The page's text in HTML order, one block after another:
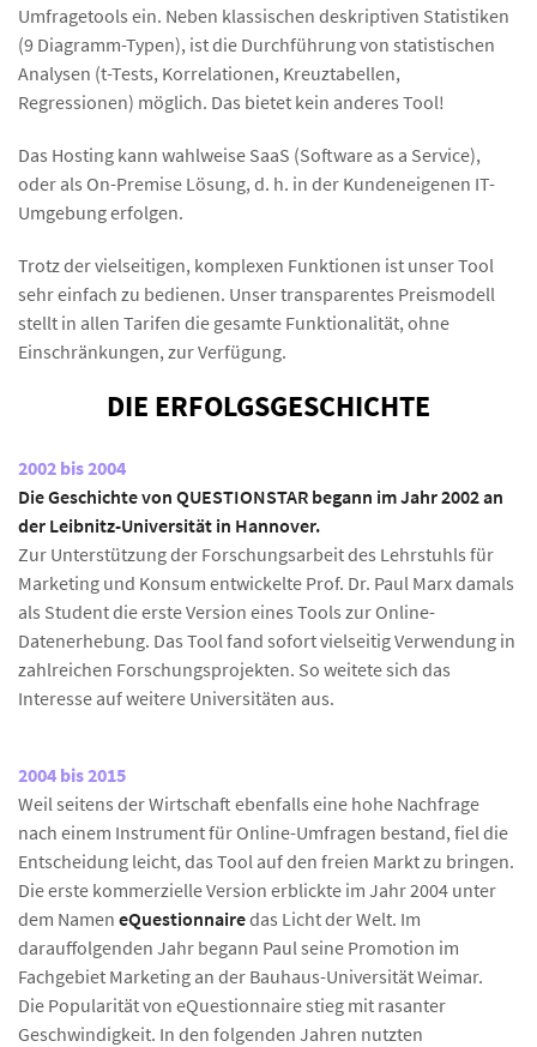
Umfragetools ein. Neben klassischen deskriptiven Statistiken
(9 Diagramm-Typen), ist die Durchführung von statistischen
Analysen (t-Tests, Korrelationen, Kreuztabellen,
Regressionen) möglich. Das bietet kein anderes Tool!
Das Hosting kann wahlweise SaaS (Software as a Service),
oder als On-Premise Lösung, d. h. in der Kundeneigenen IT-
Umgebung erfolgen.
Trotz der vielseitigen, komplexen Funktionen ist unser Tool
sehr einfach zu bedienen. Unser transparentes Preismodell
stellt in allen Tarifen die gesamte Funktionalität, ohne
Einschränkungen, zur Verfügung.
DIE ERFOLGSGESCHICHTE
2002 bis 2004
Die Geschichte von QUESTIONSTAR begann im Jahr 2002 an
der Leibnitz-Universität in Hannover.
Zur Unterstützung der Forschungsarbeit des Lehrstuhls für
Marketing und Konsum entwickelte Prof. Dr. Paul Marx damals
als Student die erste Version eines Tools zur Online-
Datenerhebung. Das Tool fand sofort vielseitig Verwendung in
zahlreichen Forschungsprojekten. So weitete sich das
Interesse auf weitere Universitäten aus.
2004 bis 2015
Weil seitens der Wirtschaft ebenfalls eine hohe Nachfrage
nach einem Instrument für Online-Umfragen bestand, fiel die
Entscheidung leicht, das Tool auf den freien Markt zu bringen.
Die erste kommerzielle Version erblickte im Jahr 2004 unter
dem Namen eQuestionnairedas Licht der Welt. Im
darauffolgenden Jahr begann Paul seine Promotion im
Fachgebiet Marketing an der Bauhaus-Universität Weimar.
Die Popularität von eQuestionnaire stieg mit rasanter
Geschwindigkeit. In den folgenden Jahren nutzten